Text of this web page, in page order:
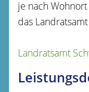
je nach
das Landratsamt
Landratsamt